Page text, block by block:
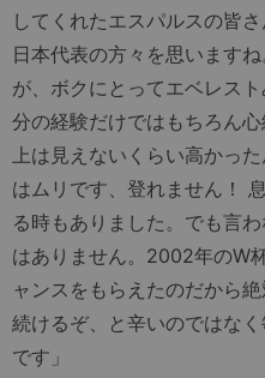
してくれたエスパルスの皆
日本代表の方々を思います
が、ボクにとってエベレス
分の経験だけではもちろん
上は見えないくらい高かっ
はムリです、登れません！
る時もありました。でも言
はありません。2002年のW
ャンスをもらえたのだから
続けるぞ、と辛いのではな
です」